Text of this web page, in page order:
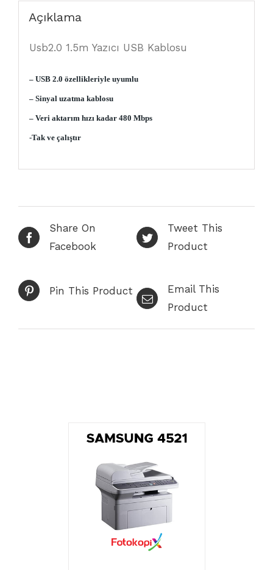
Açıklama
Usb2.0 1.5m Yazıcı USB Kablosu
– USB 2.0 özellikleriyle uyumlu
– Sinyal uzatma kablosu
– Veri aktarım hızı kadar 480 Mbps
-Tak ve çalıştır
Share On
Facebook
Tweet This
Product
Pin This Product
Email This
Product